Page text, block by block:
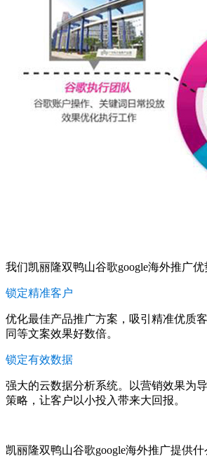
我们凯丽隆双鸭山谷歌google海外推广优
锁定精准客户
优化最佳产品推广方案，吸引精准优质
同等文案效果好数倍。
锁定有效数据
强大的云数据分析系统。以营销效果为
策略，让客户以小投入带来大回报。
凯丽隆双鸭山谷歌google海外推广提供什